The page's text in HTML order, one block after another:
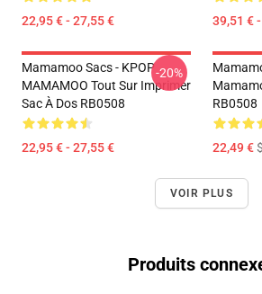
22,95 € - 27,55 € 39,51 €
Mamamoo Sacs - KPOP
MAMAMOO Tout Sur Imprimer
Sac À Dos RB0508
22,95 € - 27,55 €
-20%
RB0508
22,49 €
VOIR PLUS
Produits